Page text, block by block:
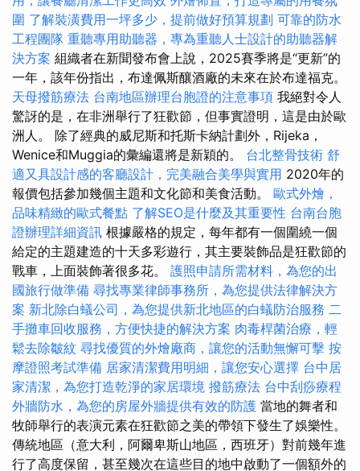
圍 了解裝潢費用一坪多少，提前做好預算規劃 可靠的防水
工程團隊 重聽專用助聽器，專為重聽人士設計的助聽器解
決方案 組織者在新聞發布會上說，2025賽季將是“更新”的
一年，該年份指出，布達佩斯釀酒廠的未來在於布達福克。
天母撥筋療法 台南地區辦理台胞證的注意事項 我絕對令人
驚訝的是，在非洲舉行了狂歡節，但事實證明，這是由於歐
洲人。 除了經典的威尼斯和托斯卡納計劃外，Rijeka，
Wenice和Muggia的彙編還將是新穎的。 台北整骨技術 舒
適又具設計感的客廳設計，完美融合美學與實用 2020年的
報價包括參加幾個主題和文化節和美食活動。 歐式外燴，
品味精緻的歐式餐點 了解SEO是什麼及其重要性 台南台胞
證辦理詳細資訊 根據嚴格的規定，每年都有一個圍繞一個
給定的主題建造的十天多彩遊行，其主要裝飾品是狂歡節的
戰車，上面裝飾著很多花。 護照申請所需材料，為您的出
國旅行做準備 尋找專業律師事務所，為您提供法律解決方
案 新北除白蟻公司，為您提供新北地區的白蟻防治服務 二
手攤車回收服務，方便快捷的解決方案 肉毒桿菌治療，輕
鬆去除皺紋 尋找優質的外燴廠商，讓您的活動無懈可擊 按
摩證照考試準備 居家清潔費用明細，讓您安心選擇 台中居
家清潔，為您打造乾淨的家居環境 撥筋療法 台中刮痧療程
外牆防水，為您的房屋外牆提供有效的防護 當地的舞者和
牧師舉行的表演元素在狂歡節之美的帶領下發生了娛樂性。
傳統地區（意大利，阿爾卑斯山地區，西班牙）對前幾年進
行了高度保留，甚至幾次在這些目的地中啟動了一個額外的